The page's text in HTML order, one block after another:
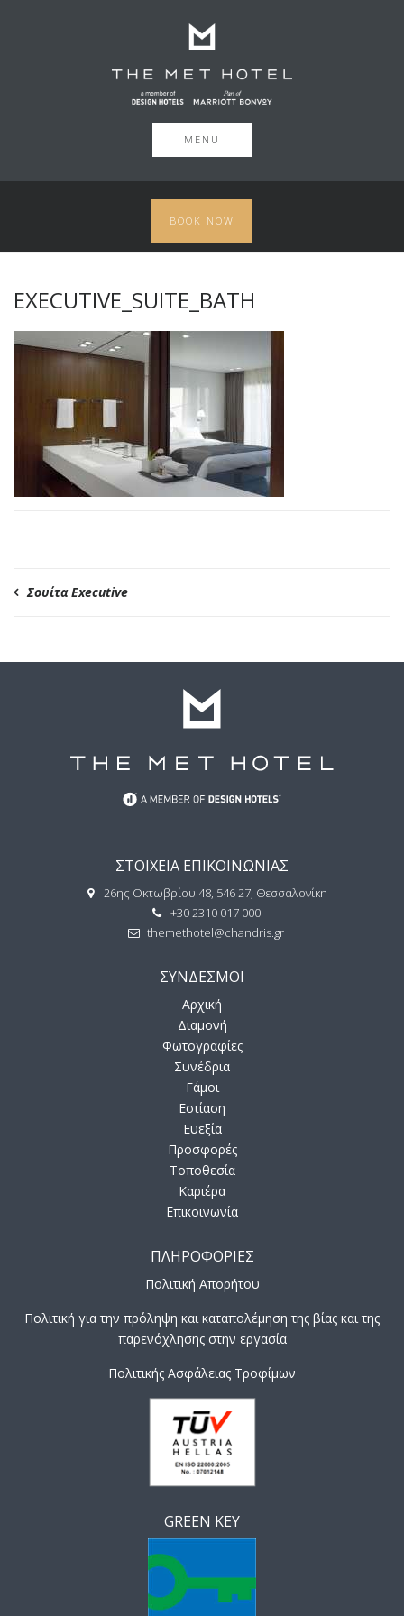
MENU
BOOK NOW
EXECUTIVE_SUITE_BATH
Σουίτα Executive
ΣΤΟΙΧΕΙΑ ΕΠΙΚΟΙΝΩΝΙΑΣ
26ης Οκτωβρίου 48, 546 27, Θεσσαλονίκη
+30 2310 017 000
themethotel@chandris.gr
ΣΥΝΔΕΣΜΟΙ
Αρχική
Διαμονή
Φωτογραφίες
Συνέδρια
Γάμοι
Εστίαση
Ευεξία
Προσφορές
Τοποθεσία
Καριέρα
Επικοινωνία
ΠΛΗΡΟΦΟΡΙΕΣ
Πολιτική Απορήτου
Πολιτική για την πρόληψη και καταπολέμηση της βίας και της
παρενόχλησης στην εργασία
Πολιτικής Ασφάλειας Τροφίμων
GREEN KEY